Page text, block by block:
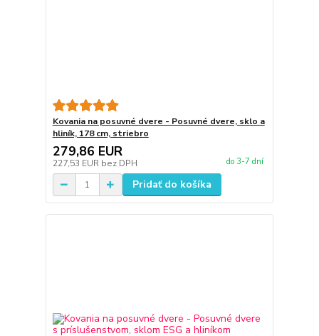
Kovania na posuvné dvere - Posuvné dvere, sklo a
hliník, 178 cm, striebro
279,86 EUR
227,53 EUR bez DPH do 3-7 dní
Pridať do košíka